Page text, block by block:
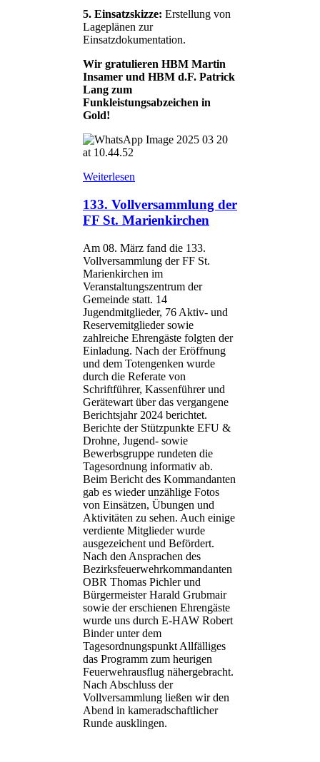
5. Einsatzskizze: Erstellung von
Lageplänen zur
Einsatzdokumentation.
Wir gratulieren HBM Martin
Insamer und HBM d.F. Patrick
Lang zum
Funkleistungsabzeichen in
Gold!
Weiterlesen
133. Vollversammlung der
FF St. Marienkirchen
Am 08. März fand die 133.
Vollversammlung der FF St.
Marienkirchen im
Veranstaltungszentrum der
Gemeinde statt. 14
Jugendmitglieder, 76 Aktiv- und
Reservemitglieder sowie
zahlreiche Ehrengäste folgten der
Einladung. Nach der Eröffnung
und dem Totengenken wurde
durch die Referate von
Schriftführer, Kassenführer und
Gerätewart über das vergangene
Berichtsjahr 2024 berichtet.
Berichte der Stützpunkte EFU &
Drohne, Jugend- sowie
Bewerbsgruppe rundeten die
Tagesordnung informativ ab.
Beim Bericht des Kommandanten
gab es wieder unzählige Fotos
von Einsätzen, Übungen und
Aktivitäten zu sehen. Auch einige
verdiente Mitglieder wurde
ausgezeichent und Befördert.
Nach den Ansprachen des
Bezirksfeuerwehrkommandanten
OBR Thomas Pichler und
Bürgermeister Harald Grubmair
sowie der erschienen Ehrengäste
wurde uns durch E-HAW Robert
Binder unter dem
Tagesordnungspunkt Allfälliges
das Programm zum heurigen
Feuerwehrausflug nähergebracht.
Nach Abschluss der
Vollversammlung ließen wir den
Abend in kameradschaftlicher
Runde ausklingen.